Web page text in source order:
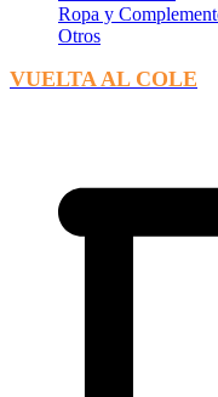
Ropa y
Otros
VUELTA AL COLE